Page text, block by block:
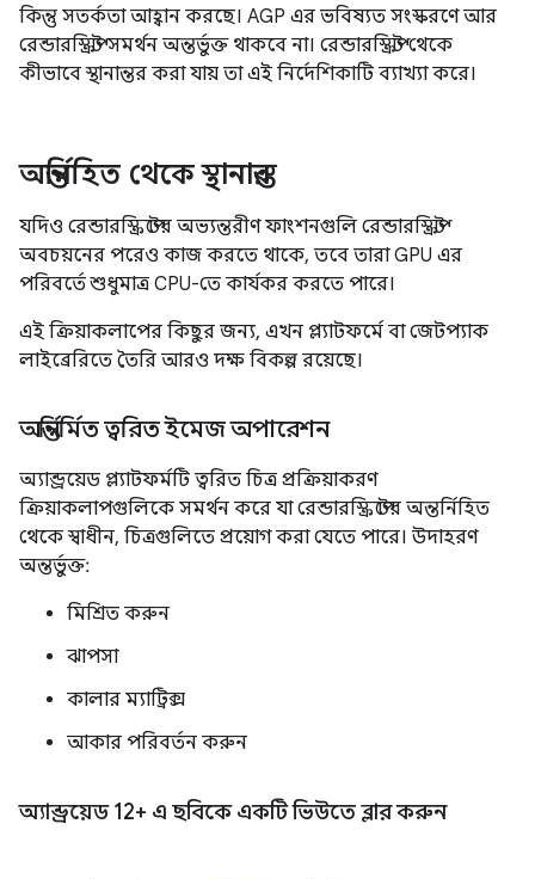
কিন্তু সতর্কতা আহ্বান করছে। AGP এর ভবিষ্যত সংস্করণে আর
রেন্ডারস্ক্রিপ্ট সমর্থন অন্তর্ভুক্ত থাকবে না। রেন্ডারস্ক্রিপ্ট থেকে
কীভাবে স্থানান্তর করা যায় তা এই নির্দেশিকাটি ব্যাখ্যা করে।
অন্তর্নিহিত থেকে স্থানান্তর
যদিও রেন্ডারস্ক্রিপ্টের অভ্যন্তরীণ ফাংশনগুলি রেন্ডারস্ক্রিপ্ট
অবচয়নের পরেও কাজ করতে থাকে, তবে তারা GPU এর
পরিবর্তে শুধুমাত্র CPU-তে কার্যকর করতে পারে।
এই ক্রিয়াকলাপের কিছুর জন্য, এখন প্ল্যাটফর্মে বা জেটপ্যাক
লাইব্রেরিতে তৈরি আরও দক্ষ বিকল্প রয়েছে।
অন্তর্নির্মিত ত্বরিত ইমেজ অপারেশন
অ্যান্ড্রয়েড প্ল্যাটফর্মটি ত্বরিত চিত্র প্রক্রিয়াকরণ
ক্রিয়াকলাপগুলিকে সমর্থন করে যা রেন্ডারস্ক্রিপ্টের অন্তর্নিহিত
থেকে স্বাধীন, চিত্রগুলিতে প্রয়োগ করা যেতে পারে। উদাহরণ
অন্তর্ভুক্ত:
মিশ্রিত করুন
ঝাপসা
কালার ম্যাট্রিক্স
আকার পরিবর্তন করুন
অ্যান্ড্রয়েড 12+ এ ছবিকে একটি ভিউতে ব্লার করুন